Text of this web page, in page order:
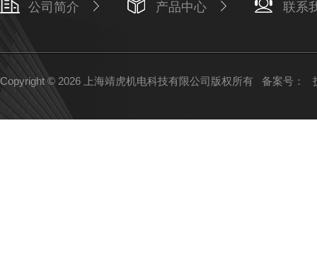
公司简介 产品中心 联系
Copyright © 2026 上海靖虎机电科技有限公司版权所有 备案号：